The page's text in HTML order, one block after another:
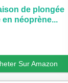
de plongée
en néoprène...
Sur Amazon